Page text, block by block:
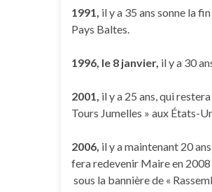
1991, il y a 35 ans sonne la
Pays Baltes.
1996, le 8 janvier, il y a 30
2001, il y a 25 ans, qui
Tours Jumelles » aux États-
2006, il y a maintenant 20
fera redevenir Maire en
sous la bannière de «